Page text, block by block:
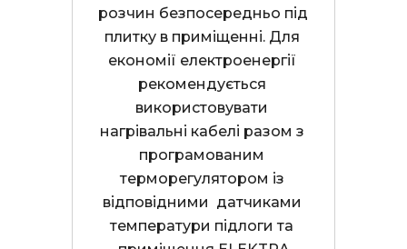
розчин безпосередньо під
плитку в приміщенні. Для
економії електроенергії
рекомендується
використовувати
нагрівальні кабелі разом з
програмованим
терморегулятором із
відповідними  датчиками
температури підлоги та